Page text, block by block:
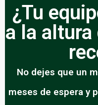
¿Tu
a la
No dejes que un
meses de espera y